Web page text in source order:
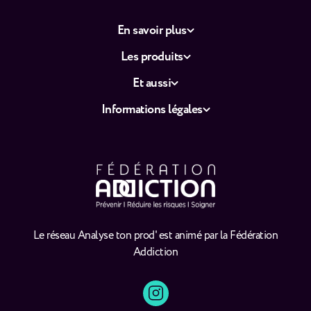
Le réseau Analyse ton prod' est animé par la Fédération
Addiction
En savoir plus
Les produits
Et aussi
Informations légales